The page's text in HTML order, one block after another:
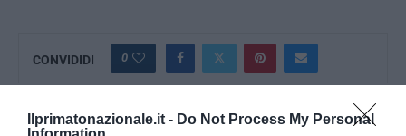
Ilprimatonazionale.it - Do Not Process My Personal
CONVIDIDI 0
DAVIDE ROMANO